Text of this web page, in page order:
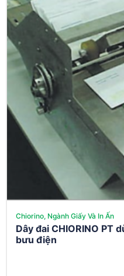
Chiorino, Ngành Giấy Và In Ấn
Dây đai CHIORINO PT
bưu điện